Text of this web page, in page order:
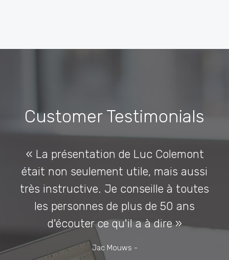
Customer Testimonials
« La présentation de Luc Colemont
était non seulement utile, mais aussi
très instructive. Je conseille à toutes
les personnes de plus de 50 ans
d'écouter ce qu'il a à dire »
Jac Mouws -